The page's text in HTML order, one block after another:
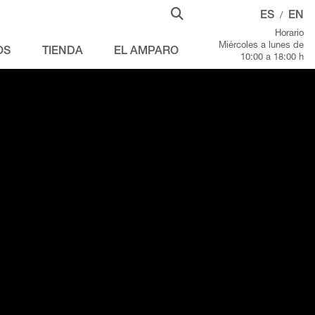
TIENDA EL AMPARO
ES / EN
Horario
Miércoles a lunes de
10:00 a 18:00 h